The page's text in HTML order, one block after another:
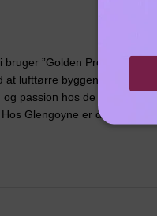
”Golden Promise”
lufttørre byggen i stedet
passion hos de personer,
Glengoyne er